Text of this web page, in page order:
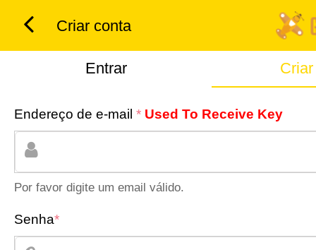
Criar conta
Entrar
Endereço de e-mail * Used To Receive Key
Por favor digite um email válido.
Senha*